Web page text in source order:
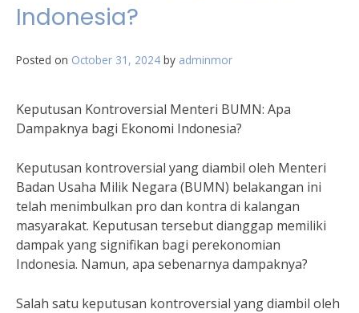
Indonesia?
Posted on October 31, 2024 by adminmor
Keputusan Kontroversial Menteri BUMN: Apa
Dampaknya bagi Ekonomi Indonesia?
Keputusan kontroversial yang diambil oleh Menteri
Badan Usaha Milik Negara (BUMN) belakangan ini
telah menimbulkan pro dan kontra di kalangan
masyarakat. Keputusan tersebut dianggap memiliki
dampak yang signifikan bagi perekonomian
Indonesia. Namun, apa sebenarnya dampaknya?
Salah satu keputusan kontroversial yang diambil oleh